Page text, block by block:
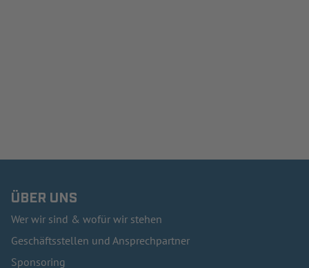
ÜBER UNS
Wer wir sind & wofür wir stehen
Geschäftsstellen und Ansprechpartner
Sponsoring